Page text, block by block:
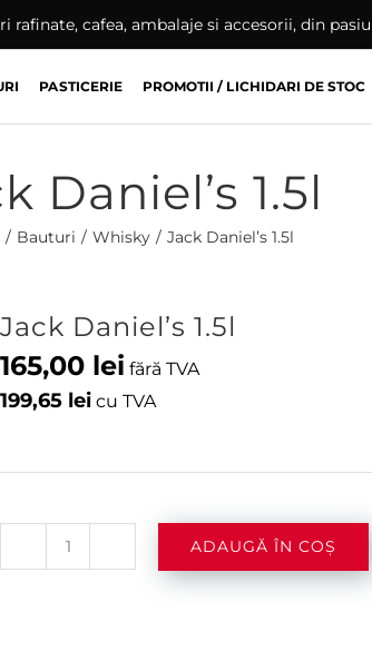
rafinate, cafea, ambalaje si accesorii, din
PASTICERIE PROMOTII / LICHIDARI DE STOC
Daniel’s 1.5l
Bauturi Whisky Jack Daniel’s 1.5l
Jack Daniel’s 1.5l
165,00 lei fără TVA
199,65 lei cu TVA
ADAUGĂ ÎN COȘ